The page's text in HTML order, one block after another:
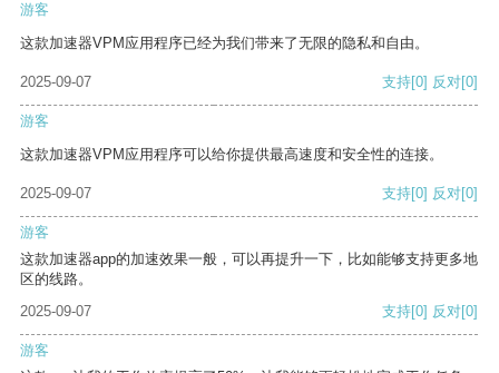
游客
这款加速器VPM应用程序已经为我们带来了无限的隐私和自由。
2025-09-07 支持[0] 反对[0]
游客
这款加速器VPM应用程序可以给你提供最高速度和安全性的连接。
2025-09-07 支持[0] 反对[0]
游客
这款加速器app的加速效果一般，可以再提升一下，比如能够支持更多地
区的线路。
2025-09-07
支持[0] 反对[0]
游客